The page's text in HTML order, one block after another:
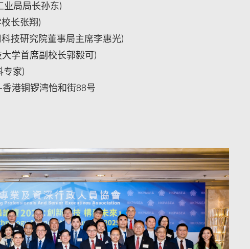
业局局长孙东)
长张翔)
技研究院董事局主席李惠光)
学首席副校长郭毅可)
专家)
港铜锣湾怡和街88号